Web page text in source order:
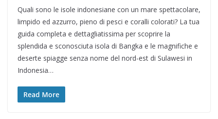
Quali sono le isole indonesiane con un mare spettacolare,
limpido ed azzurro, pieno di pesci e coralli colorati? La tua
guida completa e dettagliatissima per scoprire la
splendida e sconosciuta isola di Bangka e le magnifiche e
deserte spiagge senza nome del nord-est di Sulawesi in
Indonesia…
Read More